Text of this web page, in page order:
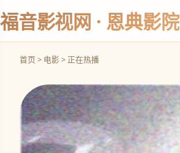
福音影视网 · 恩典影院
首页 > 电影 > 正在热播